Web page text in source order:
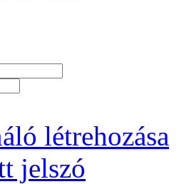
létrehozása
jelszó